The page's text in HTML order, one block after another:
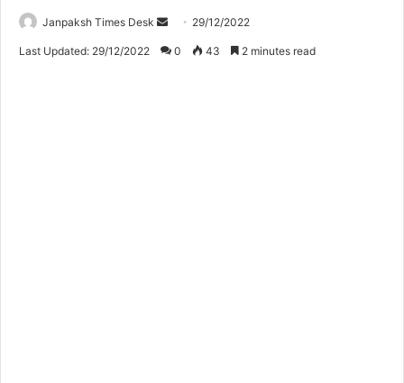
Janpaksh Times Desk
e
29/12/2022
Last Updated: 29/12/2022 0 43 2 minutes read